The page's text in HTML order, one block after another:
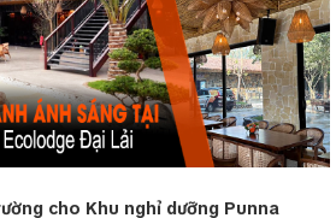
cho Khu nghỉ dưỡng Punna